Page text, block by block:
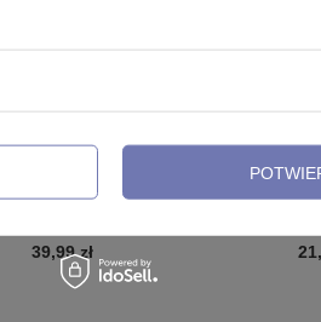
Kolczyk clicker z białymi
39,99 zł